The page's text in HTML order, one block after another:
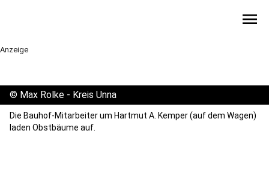
menu
Anzeige
© Max Rolke - Kreis Unna
Die Bauhof-Mitarbeiter um Hartmut A. Kemper (auf dem Wagen)
laden Obstbäume auf.